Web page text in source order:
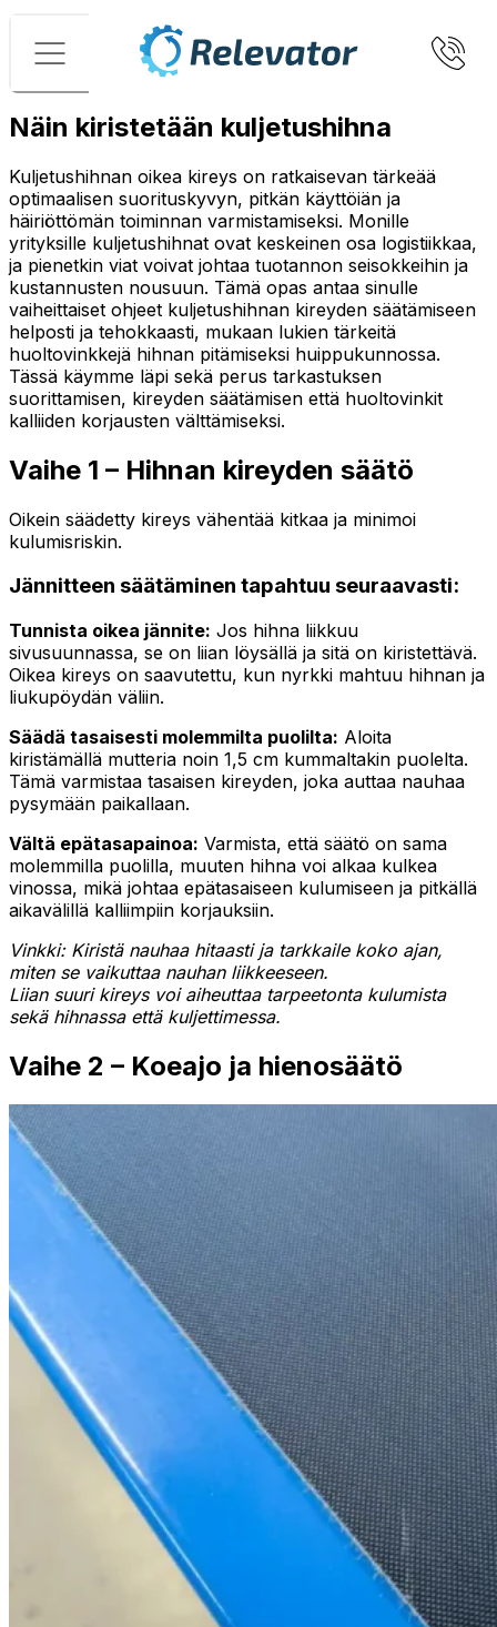
Valikko
Näin kiristetään kuljetushihna
Kuljetushihnan oikea kireys on ratkaisevan tärkeää
optimaalisen suorituskyvyn, pitkän käyttöiän ja
häiriöttömän toiminnan varmistamiseksi. Monille
yrityksille kuljetushihnat ovat keskeinen osa logistiikkaa,
ja pienetkin viat voivat johtaa tuotannon seisokkeihin ja
kustannusten nousuun. Tämä opas antaa sinulle
vaiheittaiset ohjeet kuljetushihnan kireyden säätämiseen
helposti ja tehokkaasti, mukaan lukien tärkeitä
huoltovinkkejä hihnan pitämiseksi huippukunnossa.
Tässä käymme läpi sekä perus tarkastuksen
suorittamisen, kireyden säätämisen että huoltovinkit
kalliiden korjausten välttämiseksi.
Vaihe 1 – Hihnan kireyden säätö
Oikein säädetty kireys vähentää kitkaa ja minimoi
kulumisriskin.
Jännitteen säätäminen tapahtuu seuraavasti:
Tunnista oikea jännite: Jos hihna liikkuu
sivusuunnassa, se on liian löysällä ja sitä on kiristettävä.
Oikea kireys on saavutettu, kun nyrkki mahtuu hihnan ja
liukupöydän väliin.
Säädä tasaisesti molemmilta puolilta: Aloita
kiristämällä mutteria noin 1,5 cm kummaltakin puolelta.
Tämä varmistaa tasaisen kireyden, joka auttaa nauhaa
pysymään paikallaan.
Vältä epätasapainoa: Varmista, että säätö on sama
molemmilla puolilla, muuten hihna voi alkaa kulkea
vinossa, mikä johtaa epätasaiseen kulumiseen ja pitkällä
aikavälillä kalliimpiin korjauksiin.
Vinkki: Kiristä nauhaa hitaasti ja tarkkaile koko ajan,
miten se vaikuttaa nauhan liikkeeseen.
Liian suuri kireys voi aiheuttaa tarpeetonta kulumista
sekä hihnassa että kuljettimessa.
Vaihe 2 – Koeajo ja hienosäätö